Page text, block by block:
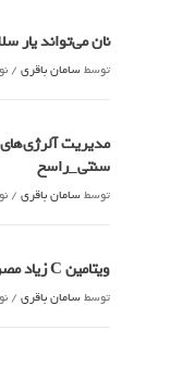
نان می‌تواند یار
توسطسامان باقری /
مدیریت آلرژی‌های
سنتی_راسخ
توسطسامان باقری /
ویتامین C زیاد مصرف کنیم سنگ کلیه می گیریم؟_راسخ
توسطسامان باقری /